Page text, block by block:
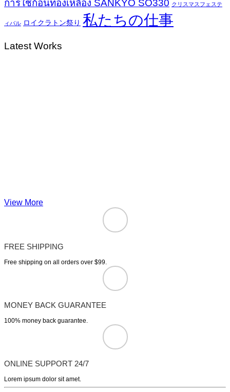
การใช้ก้อนทองเหลือง SANKYO SO330 クリスマスフェステ
ィバル ロイクラトン祭り 私たちの仕事
Latest Works
View More
FREE SHIPPING
Free shipping on all orders over $99.
MONEY BACK GUARANTEE
100% money back guarantee.
ONLINE SUPPORT 24/7
Lorem ipsum dolor sit amet.